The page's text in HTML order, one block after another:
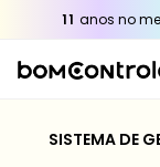
11 anos no
SISTEMA DE